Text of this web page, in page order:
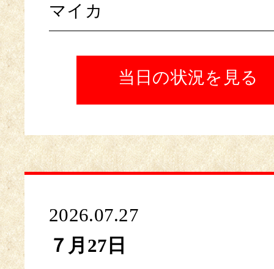
マイカ
当日の状況を見る
2026.07.27
７月27日